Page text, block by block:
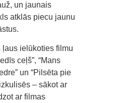
un jaunais
atklās piecu jaunu
ielūkoties filmu
ceļš”, “Mans
un “Pilsēta pie
– sākot ar
ar filmas